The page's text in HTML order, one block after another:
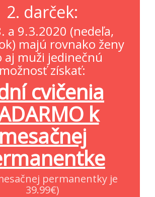
2. darček:
a 9.3.2020 (nedeľa,
majú rovnako ženy
aj muži jedinečnú
možnosť získať:
cvičenia
k
mesačnej
permanentky je
39.99€)